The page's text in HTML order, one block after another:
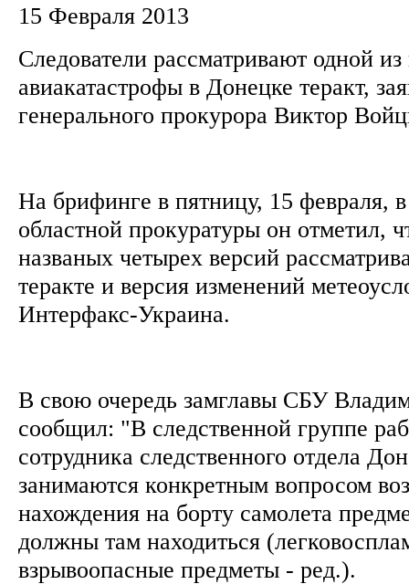
15 Февраля 2013
Следователи рассматривают одной из
авиакатастрофы в Донецке теракт,
генерального прокурора Виктор
На брифинге в пятницу, 15 февраля,
областной прокуратуры он отметил,
названых четырех версий
теракте и версия изменений
Интерфакс-Украина.
В свою очередь замглавы СБУ
сообщил: "В следственной группе
сотрудника следственного отдела
занимаются конкретным вопросом
нахождения на борту самолета
должны там находиться
взрывоопасные предметы - ред.).